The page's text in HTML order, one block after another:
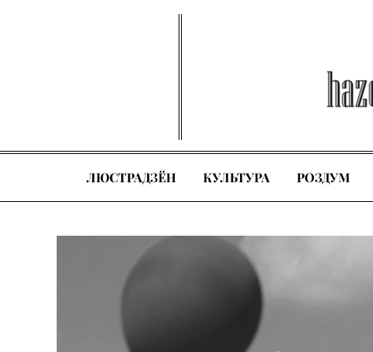
ЛЮСТРАДЗЁН КУЛЬТУРА РОЗДУМ